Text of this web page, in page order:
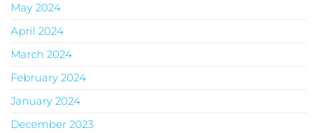
May 2024
April 2024
March 2024
February 2024
January 2024
December 2023